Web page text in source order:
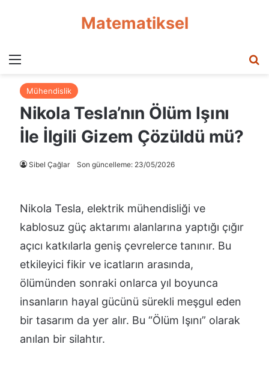
Menü
Matematiksel
Mühendislik
Nikola Tesla’nın Ölüm Işını
İle İlgili Gizem Çözüldü mü?
Sibel Çağlar Son güncelleme: 23/05/2026
Nikola Tesla, elektrik mühendisliği ve
kablosuz güç aktarımı alanlarına yaptığı çığır
açıcı katkılarla geniş çevrelerce tanınır. Bu
etkileyici fikir ve icatların arasında,
ölümünden sonraki onlarca yıl boyunca
insanların hayal gücünü sürekli meşgul eden
bir tasarım da yer alır. Bu “Ölüm Işını” olarak
anılan bir silahtır.